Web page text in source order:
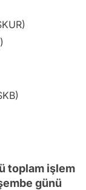
toplam işlem
günü